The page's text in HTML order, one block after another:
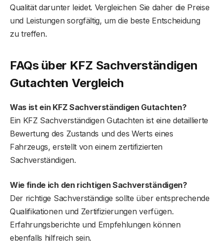
Qualität darunter leidet. Vergleichen Sie daher die Preise
und Leistungen sorgfältig, um die beste Entscheidung
zu treffen.
FAQs über KFZ Sachverständigen
Gutachten Vergleich
Was ist ein KFZ Sachverständigen Gutachten?
Ein KFZ Sachverständigen Gutachten ist eine detaillierte
Bewertung des Zustands und des Werts eines
Fahrzeugs, erstellt von einem zertifizierten
Sachverständigen.
Wie finde ich den richtigen Sachverständigen?
Der richtige Sachverständige sollte über entsprechende
Qualifikationen und Zertifizierungen verfügen.
Erfahrungsberichte und Empfehlungen können
ebenfalls hilfreich sein.